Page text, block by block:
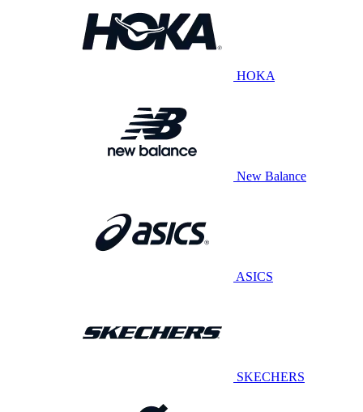
HOKA
New Balance
ASICS
SKECHERS